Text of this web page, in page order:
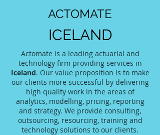
ACTOMATE
ICELAND
Actomate is a leading actuarial and
technology firm providing services in
Iceland. Our value proposition is to make
our clients more successful by delivering
high quality work in the areas of
analytics, modelling, pricing, reporting
and strategy. We provide consulting,
outsourcing, resourcing, training and
technology solutions to our clients.